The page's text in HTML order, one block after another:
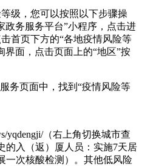
级，您可以按照以下步骤操
政务服务平台”小程序，点击进
首页下方的“各地疫情风险等
界面，点击页面上的“地区”按
务页面中，找到“疫情风险等
yqdengji/（右上角切换城市查
的入（返）厦人员：实施7天居
一次核酸检测）。其他低风险